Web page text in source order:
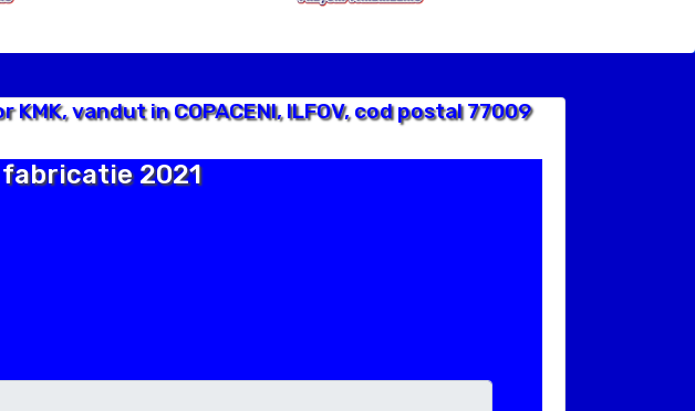
vandut in COPACENI, ILFOV, cod postal 77009
fabricatie 2021